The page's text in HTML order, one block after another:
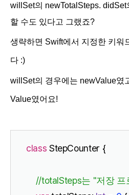
willSet의 newTotalSteps. didSet
할 수도 있다고 그랬죠?
생략하면 Swift에서 지정한 키워
다 :)
willSet의 경우에는 newValue였
Value였어요!
class StepCounter {
//totalSteps는 "저장 프